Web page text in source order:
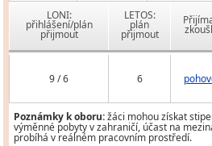
LONI:
přihlášení/plán
přijmout
LETOS:
plán
přijmout
9 / 6 6
Poznámky k oboru:žáci mohou získat
výměnné pobyty v zahraničí, účast na
probíhá v reálném pracovním prostředí.